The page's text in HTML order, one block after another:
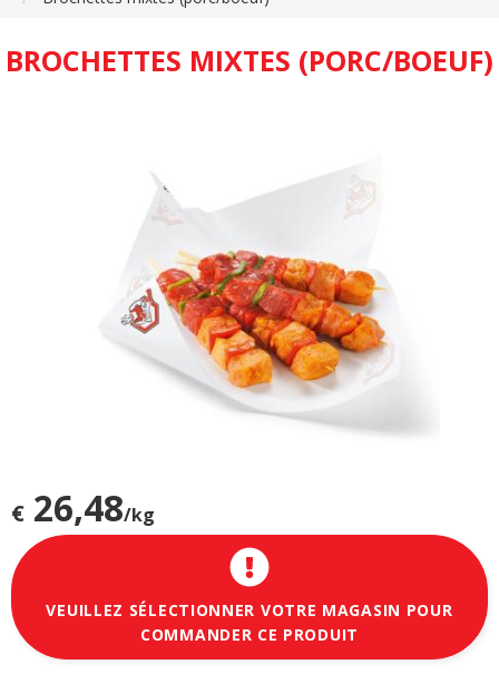
BROCHETTES MIXTES (PORC/BOEUF)
€ 26,48/kg
VEUILLEZ SÉLECTIONNER VOTRE MAGASIN POUR
COMMANDER CE PRODUIT